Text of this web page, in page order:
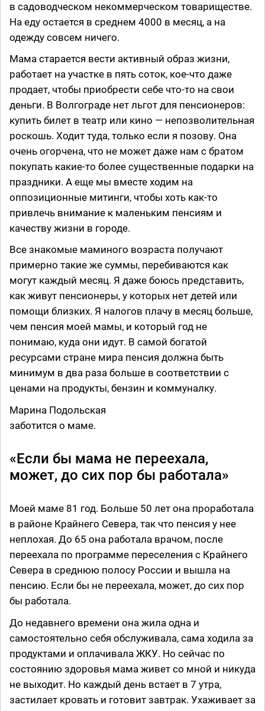
в садоводческом некоммерческом товариществе.
На еду остается в среднем 4000 в месяц, а на
одежду совсем ничего.
Мама старается вести активный образ жизни,
работает на участке в пять соток, кое-что даже
продает, чтобы приобрести себе что-то на свои
деньги. В Волгограде нет льгот для пенсионеров:
купить билет в театр или кино — непозволительная
роскошь. Ходит туда, только если я позову. Она
очень огорчена, что не может даже нам с братом
покупать какие-то более существенные подарки на
праздники. А еще мы вместе ходим на
оппозиционные митинги, чтобы хоть как-то
привлечь внимание к маленьким пенсиям и
качеству жизни в городе.
Все знакомые маминого возраста получают
примерно такие же суммы, перебиваются как
могут каждый месяц. Я даже боюсь представить,
как живут пенсионеры, у которых нет детей или
помощи близких. Я налогов плачу в месяц больше,
чем пенсия моей мамы, и который год не
понимаю, куда они идут. В самой богатой
ресурсами стране мира пенсия должна быть
минимум в два раза больше в соответствии с
ценами на продукты, бензин и коммуналку.
Марина Подольская
заботится о маме.
«Если бы мама не переехала,
может, до сих пор бы работала»
Моей маме 81 год. Больше 50 лет она проработала
в районе Крайнего Севера, так что пенсия у нее
неплохая. До 65 она работала врачом, после
переехала по программе переселения с Крайнего
Севера в среднюю полосу России и вышла на
пенсию. Если бы не переехала, может, до сих пор
бы работала.
До недавнего времени она жила одна и
самостоятельно себя обслуживала, сама ходила за
продуктами и оплачивала ЖКУ. Но сейчас по
состоянию здоровья мама живет со мной и никуда
не выходит. Но каждый день встает в 7 утра,
застилает кровать и готовит завтрак. Ухаживает за